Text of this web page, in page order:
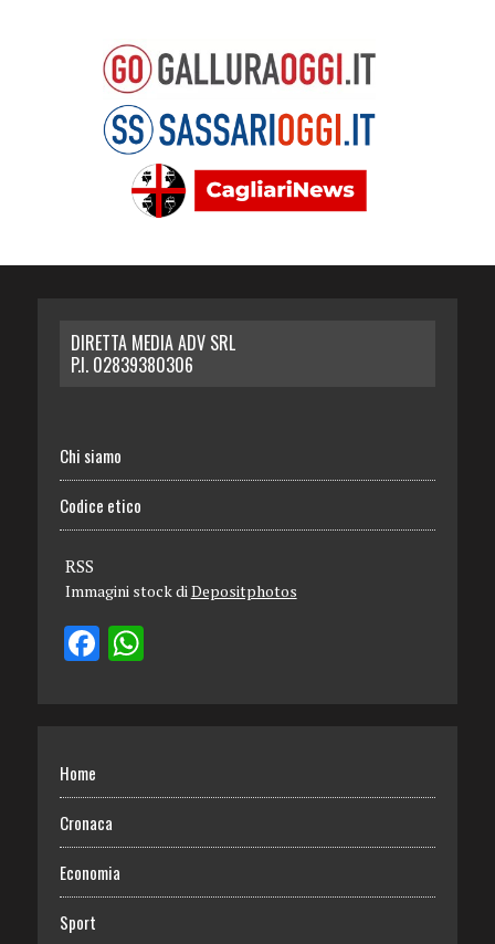
DIRETTA MEDIA ADV SRL
P.I. 02839380306
Chi siamo
Codice etico
RSS
Immagini stock di Depositphotos
Home
Cronaca
Economia
Sport